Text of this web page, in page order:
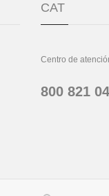
CAT
Centro de
800 821